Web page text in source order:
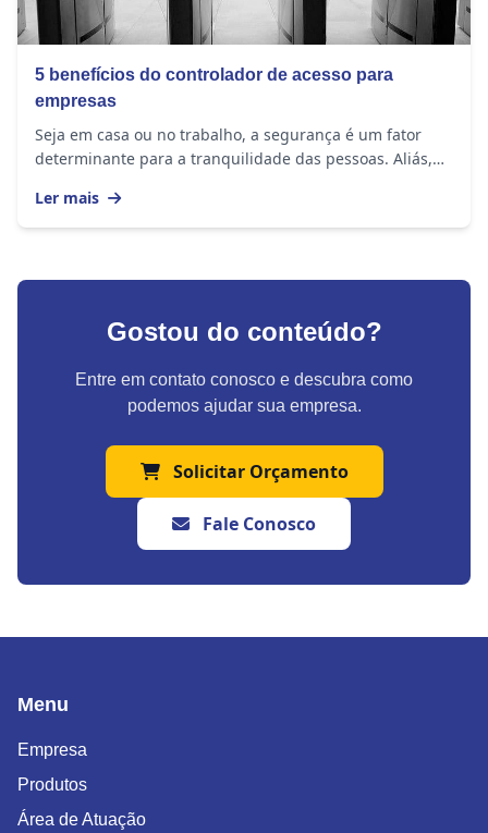
5 benefícios do controlador de acesso para
empresas
Seja em casa ou no trabalho, a segurança é um fator
determinante para a tranquilidade das pessoas. Aliás,
Ler mais
Gostou do conteúdo?
Entre em contato conosco e descubra como
podemos ajudar sua empresa.
Solicitar Orçamento
Fale Conosco
Menu
Empresa
Produtos
Área de Atuação